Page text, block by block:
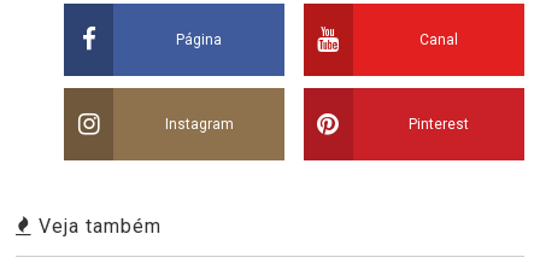
Página Canal
Instagram Pinterest
Veja também